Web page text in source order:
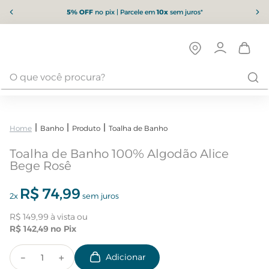
5% OFFno pix | Parcele em10xsem juros*
Banho Produto Toalha de Banho
Toalha de Banho 100% Algodão Alice
Bege Rosê
2x R$ 74,99 sem juros
R$ 149,99
R$ 142,49
＋
－